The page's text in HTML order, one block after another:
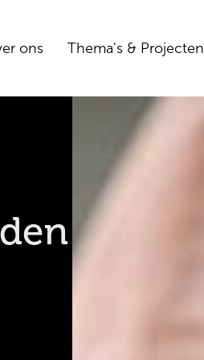
ons Thema's & Projecten